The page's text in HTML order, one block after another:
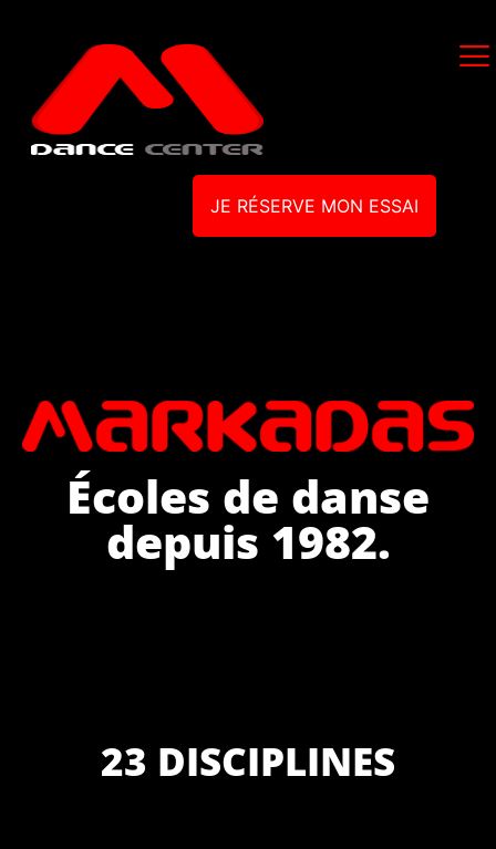
JE RÉSERVE MON ESSAI
Écoles de danse
depuis 1982.
23 DISCIPLINES